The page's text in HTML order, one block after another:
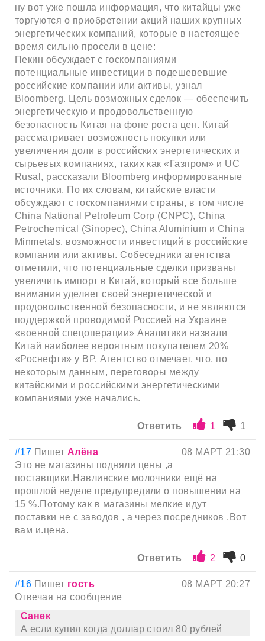
ну вот уже пошла информация, что китайцы уже
торгуются о приобретении акций наших крупных
энергетических компаний, которые в настоящее
время сильно просели в цене:
Пекин обсуждает с госкомпаниями
потенциальные инвестиции в подешевевшие
российские компании или активы, узнал
Bloomberg. Цель возможных сделок — обеспечить
энергетическую и продовольственную
безопасность Китая на фоне роста цен. Китай
рассматривает возможность покупки или
увеличения доли в российских энергетических и
сырьевых компаниях, таких как «Газпром» и UC
Rusal, рассказали Bloomberg информированные
источники. По их словам, китайские власти
обсуждают с госкомпаниями страны, в том числе
China National Petroleum Corp (CNPC), China
Petrochemical (Sinopec), China Aluminium и China
Minmetals, возможности инвестиций в российские
компании или активы. Собеседники агентства
отметили, что потенциальные сделки призваны
увеличить импорт в Китай, который все больше
внимания уделяет своей энергетической и
продовольственной безопасности, и не являются
поддержкой проводимой Россией на Украине
«военной спецоперации» Аналитики назвали
Китай наиболее вероятным покупателем 20%
«Роснефти» у BP. Агентство отмечает, что, по
некоторым данным, переговоры между
китайскими и российскими энергетическими
компаниями уже начались.
Ответить 1 1
#17 Пишет Алёна
08 МАРТ 21:30
Это не магазины подняли цены ,а
поставщики.Навлинские молочники ещё на
прошлой неделе предупредили о повышении на
15 %.Потому как в магазины мелкие идут
поставки не с заводов , а через посредников .Вот
вам и.цена.
Ответить 2 0
#16 Пишет гость
08 МАРТ 20:27
Отвечая на сообщение
Санек
А если купил когда доллар стоил 80 рублей